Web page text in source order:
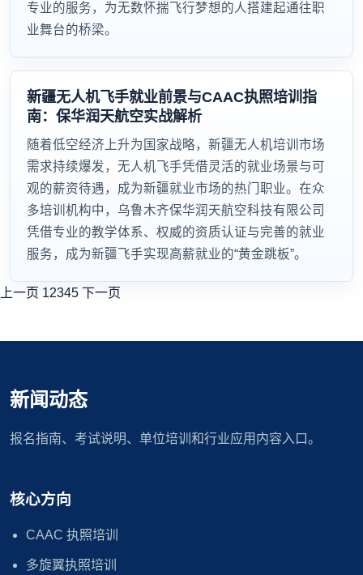
专业的服务，为无数怀揣飞行梦想的人搭建起通往职
业舞台的桥梁。
新疆无人机飞手就业前景与CAAC执照培训指
南：保华润天航空实战解析
随着低空经济上升为国家战略，新疆无人机培训市场
需求持续爆发，无人机飞手凭借灵活的就业场景与可
观的薪资待遇，成为新疆就业市场的热门职业。在众
多培训机构中，乌鲁木齐保华润天航空科技有限公司
凭借专业的教学体系、权威的资质认证与完善的就业
服务，成为新疆飞手实现高薪就业的“黄金跳板”。
上一页 12345 下一页
新闻动态
报名指南、考试说明、单位培训和行业应用内容入口。
核心方向
CAAC 执照培训
多旋翼执照培训